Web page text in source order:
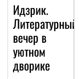
Идзрик.
Литературный
вечер в
уютном
дворике